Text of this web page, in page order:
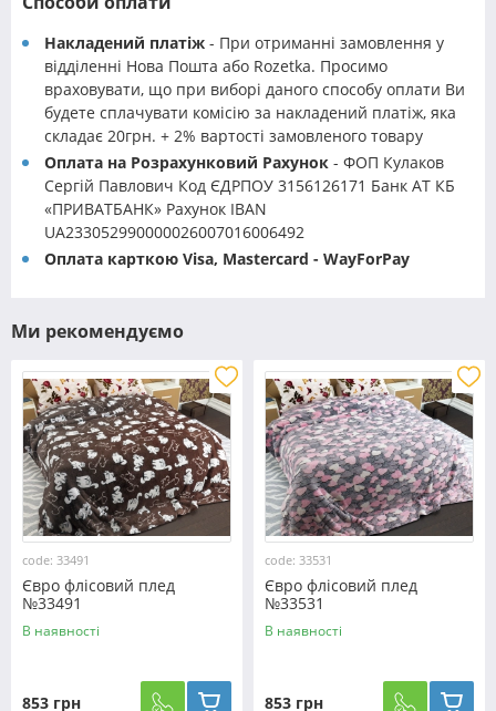
Накладений платіж - При отриманні замовлення у
відділенні Нова Пошта або Rozetka. Просимо
враховувати, що при виборі даного способу оплати Ви
будете сплачувати комісію за накладений платіж, яка
складає 20грн. + 2% вартості замовленого товару
Оплата на Розрахунковий Рахунок - ФОП Кулаков
Сергій Павлович Код ЄДРПОУ 3156126171 Банк АТ КБ
«ПРИВАТБАНК» Рахунок IBAN
UA233052990000026007016006492
Оплата карткою Visa, Mastercard - WayForPay
Ми рекомендуємо
code: 33491
Євро флісовий плед
№33491
В наявності
853 грн
code: 33531
Євро флісовий плед
№33531
В наявності
853 грн